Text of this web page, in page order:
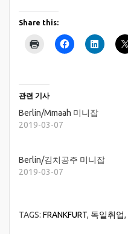
Share this:
관련 기사
Berlin/Mmaah 미니잡
2019-03-07
Berlin/김치공주 미니잡
2019-03-07
TAGS: FRANKFURT, 독일취업,